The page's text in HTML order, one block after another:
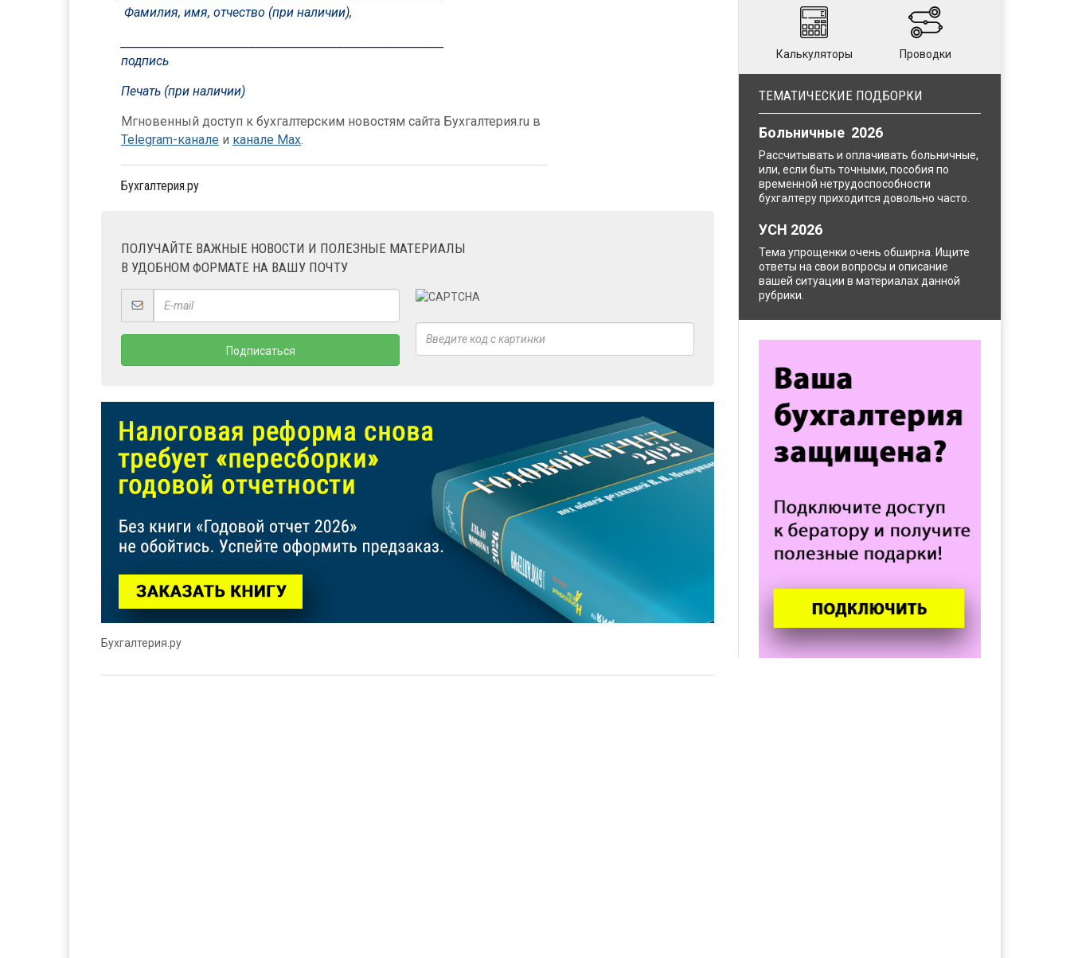
Фамилия, имя, отчество (при наличии),
подпись
Печать (при наличии)
Мгновенный доступ к бухгалтерским новостям сайта Бухгалтерия.ru в
Telegram-канале и канале Max.
Бухгалтерия.ру
ПОЛУЧАЙТЕ ВАЖНЫЕ НОВОСТИ И ПОЛЕЗНЫЕ МАТЕРИАЛЫ
В УДОБНОМ ФОРМАТЕ НА ВАШУ ПОЧТУ
Бухгалтерия.ру
Калькуляторы Проводки
ТЕМАТИЧЕСКИЕ ПОДБОРКИ
Больничные 2026
Рассчитывать и оплачивать больничные,
или, если быть точными, пособия по
временной нетрудоспособности
бухгалтеру приходится довольно часто.
УСН 2026
Тема упрощенки очень обширна. Ищите
ответы на свои вопросы и описание
вашей ситуации в материалах данной
рубрики.